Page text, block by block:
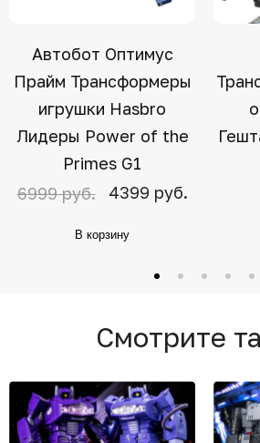
Автобот Оптимус
Прайм Трансформеры
игрушки Hasbro
Лидеры Power of the
Primes G1
6999 руб.
4399 руб.
В корзину
Смотрите